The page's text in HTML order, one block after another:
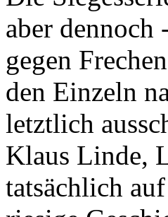
aber dennoch
gegen
den Einzeln
letztlich
Klaus Linde,
tatsächlich